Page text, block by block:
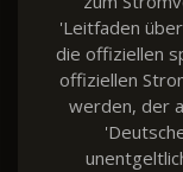
'Leitfaden
die offiziellen
offiziellen
werden, der